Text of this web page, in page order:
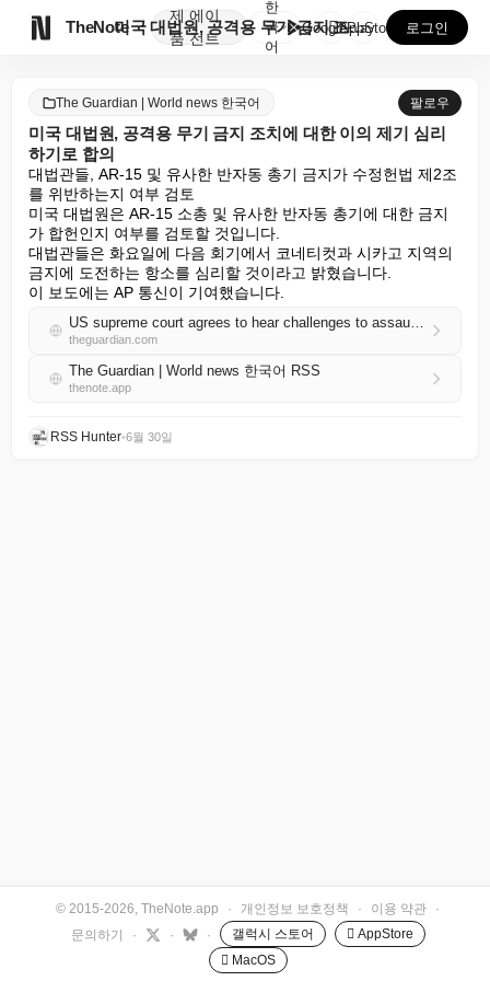
TheNote
제
품
에이
전트
미국 대법원, 공격용 무기 금지 조치에 대한 이의 제기...
한
국
어
GooglePlay
AppStore 로그인
The Guardian | World news 한국어 팔로우
미국 대법원, 공격용 무기 금지 조치에 대한 이의 제기 심리
하기로 합의
대법관들, AR-15 및 유사한 반자동 총기 금지가 수정헌법 제2조
를 위반하는지 여부 검토
미국 대법원은 AR-15 소총 및 유사한 반자동 총기에 대한 금지
가 합헌인지 여부를 검토할 것입니다.
대법관들은 화요일에 다음 회기에서 코네티컷과 시카고 지역의
금지에 도전하는 항소를 심리할 것이라고 밝혔습니다.
이 보도에는 AP 통신이 기여했습니다.
US supreme court agrees to hear challenges to assault-weapons bans
theguardian.com
The Guardian | World news 한국어 RSS
thenote.app
RSS Hunter•6월 30일
© 2015-2026, TheNote.app · 개인정보 보호정책 · 이용 약관
·
문의하기
· · · 갤럭시 스토어
 AppStore
 MacOS